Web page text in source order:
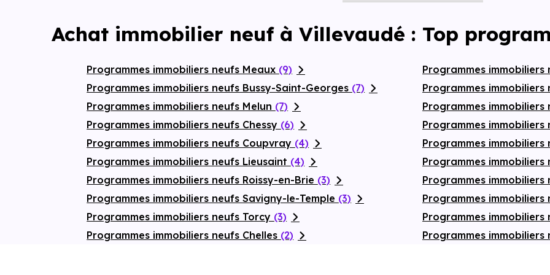
Achat immobilier neuf à Villevaudé : Top
Programmes immobiliers neufs Meaux (9)
Programmes immobiliers neufs Bussy-Saint-Georges (7)
Programmes immobiliers neufs Melun (7)
Programmes immobiliers neufs Chessy (6)
Programmes immobiliers neufs Coupvray (4)
Programmes immobiliers neufs Lieusaint (4)
Programmes immobiliers neufs Roissy-en-Brie (3)
Programmes immobiliers neufs Savigny-le-Temple (3)
Programmes immobiliers neufs Torcy (3)
Programmes immobiliers neufs Chelles (2)
Programmes
Programmes
Programmes
Programmes
Programmes
Programmes
Programmes
Programmes
Programmes
Programmes immobiliers